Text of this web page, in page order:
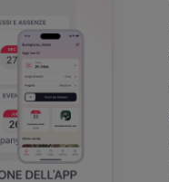
spese
delle note